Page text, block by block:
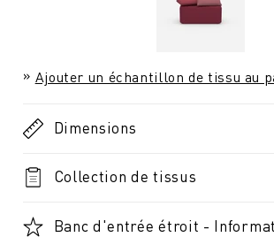
Ajouter un échantillon de tissu au
Dimensions
Collection de tissus
Banc d'entrée étroit -